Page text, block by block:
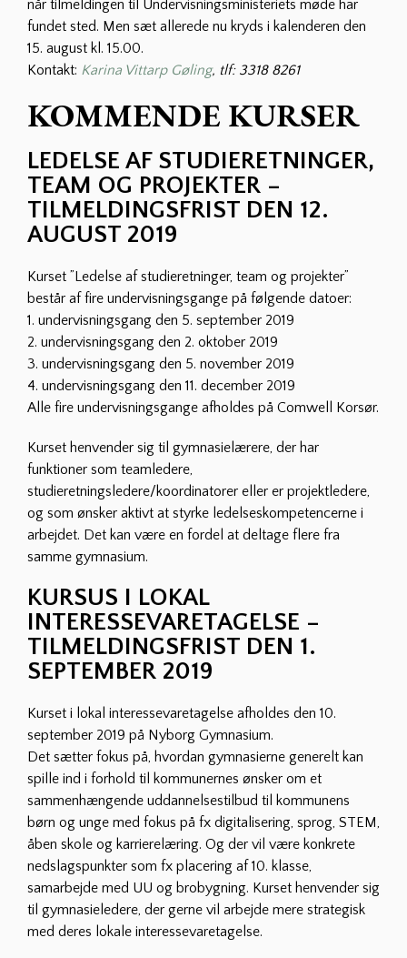
når tilmeldingen til Undervisningsministeriets møde har
fundet sted. Men sæt allerede nu kryds i kalenderen den
15. august kl. 15.00.
Kontakt: Karina Vittarp Gøling, tlf: 3318 8261
KOMMENDE KURSER
LEDELSE AF STUDIERETNINGER,
TEAM OG PROJEKTER –
TILMELDINGSFRIST DEN 12.
AUGUST 2019
Kurset ”Ledelse af studieretninger, team og projekter”
består af fire undervisningsgange på følgende datoer:
1. undervisningsgang den 5. september 2019
2. undervisningsgang den 2. oktober 2019
3. undervisningsgang den 5. november 2019
4. undervisningsgang den 11. december 2019
Alle fire undervisningsgange afholdes på Comwell Korsør.
Kurset henvender sig til gymnasielærere, der har
funktioner som teamledere,
studieretningsledere/koordinatorer eller er projektledere,
og som ønsker aktivt at styrke ledelseskompetencerne i
arbejdet. Det kan være en fordel at deltage flere fra
samme gymnasium.
KURSUS I LOKAL
INTERESSEVARETAGELSE –
TILMELDINGSFRIST DEN 1.
SEPTEMBER 2019
Kurset i lokal interessevaretagelse afholdes den 10.
september 2019 på Nyborg Gymnasium.
Det sætter fokus på, hvordan gymnasierne generelt kan
spille ind i forhold til kommunernes ønsker om et
sammenhængende uddannelsestilbud til kommunens
børn og unge med fokus på fx digitalisering, sprog, STEM,
åben skole og karrierelæring. Og der vil være konkrete
nedslagspunkter som fx placering af 10. klasse,
samarbejde med UU og brobygning. Kurset henvender sig
til gymnasieledere, der gerne vil arbejde mere strategisk
med deres lokale interessevaretagelse.